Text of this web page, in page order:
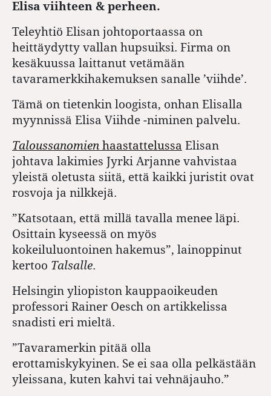
Elisa viihteen & perheen.
Teleyhtiö Elisan johtoportaassa on
heittäydytty vallan hupsuiksi. Firma on
kesäkuussa laittanut vetämään
tavaramerkkihakemuksen sanalle ’viihde’.
Tämä on tietenkin loogista, onhan Elisalla
myynnissä Elisa Viihde -niminen palvelu.
Taloussanomien haastattelussa Elisan
johtava lakimies Jyrki Arjanne vahvistaa
yleistä oletusta siitä, että kaikki juristit ovat
rosvoja ja nilkkejä.
”Katsotaan, että millä tavalla menee läpi.
Osittain kyseessä on myös
kokeiluluontoinen hakemus”, lainoppinut
kertoo Talsalle.
Helsingin yliopiston kauppaoikeuden
professori Rainer Oesch on artikkelissa
snadisti eri mieltä.
”Tavaramerkin pitää olla
erottamiskykyinen. Se ei saa olla pelkästään
yleissana, kuten kahvi tai vehnäjauho.”